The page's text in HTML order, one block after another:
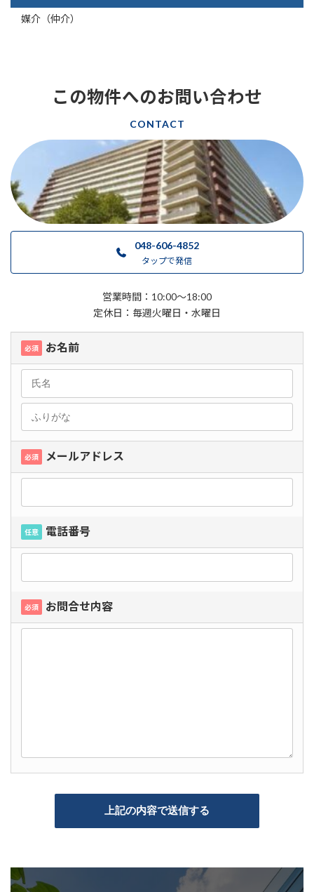
媒介（仲介）
この物件へのお問い合わせ
CONTACT
048-606-4852
タップで発信
営業時間：10:00～18:00
定休日：毎週火曜日・水曜日
必須 お名前
必須 メールアドレス
任意 電話番号
必須 お問合せ内容